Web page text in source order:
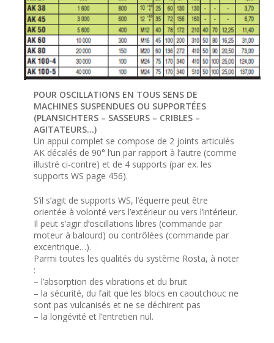
POUR OSCILLATIONS EN TOUS SENS DE
MACHINES SUSPENDUES OU SUPPORTÉES
(PLANSICHTERS – SASSEURS – CRIBLES –
AGITATEURS…)
Un appui complet se compose de 2 joints articulés
AK décalés de 90° l’un par rapport à l’autre (comme
illustré ci-contre) et de 4 supports (par ex. les
supports WS page 456).
S’il s’agit de supports WS, l’équerre peut être
orientée à volonté vers l’extérieur ou vers l’intérieur.
Il peut s’agir d’oscillations libres (commande par
moteur à balourd) ou contrôlées (commande par
excentrique…).
Parmi toutes les qualités du système Rosta, à noter
:
– l’absorption des vibrations et du bruit
– la sécurité, du fait que les blocs en caoutchouc ne
sont pas vulcanisés et ne se déchirent pas
– la longévité et l’entretien nul.